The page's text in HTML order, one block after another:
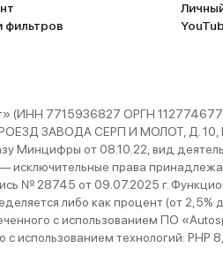
фильтров
(ИНН 7715936827 ОРГН
ЗАВОДА СЕРП И МОЛОТ, Д. 10,
Минцифры от 08.10.22, вид
исключительные права
№ 28745 от 09.07.2025 г.
либо как процент (от 2,5%
с использованием ПО
использованием технологий: PHP